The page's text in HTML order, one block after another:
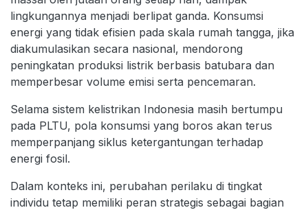
lingkungannya menjadi berlipat ganda. Konsumsi
energi yang tidak efisien pada skala rumah tangga, jika
diakumulasikan secara nasional, mendorong
peningkatan produksi listrik berbasis batubara dan
memperbesar volume emisi serta pencemaran.
Selama sistem kelistrikan Indonesia masih bertumpu
pada PLTU, pola konsumsi yang boros akan terus
memperpanjang siklus ketergantungan terhadap
energi fosil.
Dalam konteks ini, perubahan perilaku di tingkat
individu tetap memiliki peran strategis sebagai bagian